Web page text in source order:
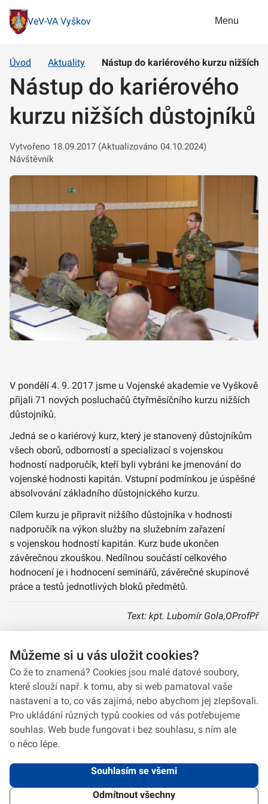
VeV-VA Vyškov Menu
Úvod Aktuality Nástup do kariérového kurzu nižších
Nástup do kariérového
kurzu nižších důstojníků
Vytvořeno 18.09.2017 (Aktualizováno 04.10.2024)
Návštěvník
V pondělí 4. 9. 2017 jsme u Vojenské akademie ve Vyškově
přijali 71 nových posluchačů čtyřměsíčního kurzu nižších
důstojníků.
Jedná se o kariérový kurz, který je stanovený důstojníkům
všech oborů, odborností a specializací s vojenskou
hodností nadporučík, kteří byli vybráni ke jmenování do
vojenské hodnosti kapitán. Vstupní podmínkou je úspěšné
absolvování základního důstojnického kurzu.
Cílem kurzu je připravit nižšího důstojníka v hodnosti
nadporučík na výkon služby na služebním zařazení
s vojenskou hodností kapitán. Kurz bude ukončen
závěrečnou zkouškou. Nedílnou součástí celkového
hodnocení je i hodnocení seminářů, závěrečné skupinové
práce a testů jednotlivých bloků předmětů.
Text: kpt. Lubomír Gola,OProfPř
2026 © VeV-VA Vyškov • Informace jsou poskytovány v souladu se zákonem
Můžeme si u vás uložit cookies?
Co že to znamená? Cookies jsou malé datové soubory,
které slouží např. k tomu, aby si web pamatoval vaše
nastavení a to, co vás zajímá, nebo abychom jej zlepšovali.
Pro ukládání různých typů cookies od vás potřebujeme
souhlas. Web bude fungovat i bez souhlasu, s ním ale
o něco lépe.
Souhlasím se všemi
Odmítnout všechny